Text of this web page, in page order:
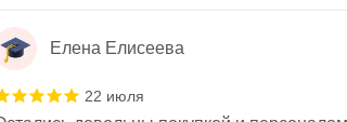
Елена Елисеева
22 июля